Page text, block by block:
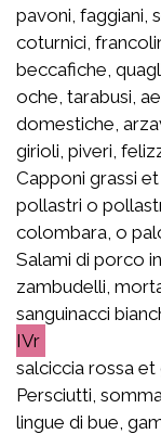
pavoni, faggiani,
coturnici,
beccafiche,
oche, tarabusi,
domestiche,
girioli, piveri,
Capponi grassi
pollastri o
colombara, o
Salami di porco
zambudelli,
sanguinacci
IVr
salciccia rossa et
Persciutti,
lingue di bue,